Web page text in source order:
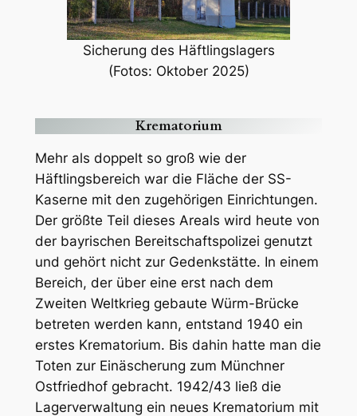
Sicherung des Häftlingslagers
(Fotos: Oktober 2025)
Krematorium
Mehr als doppelt so groß wie der
Häftlingsbereich war die Fläche der SS-
Kaserne mit den zugehörigen Einrichtungen.
Der größte Teil dieses Areals wird heute von
der bayrischen Bereitschaftspolizei genutzt
und gehört nicht zur Gedenkstätte. In einem
Bereich, der über eine erst nach dem
Zweiten Weltkrieg gebaute Würm-Brücke
betreten werden kann, entstand 1940 ein
erstes Krematorium. Bis dahin hatte man die
Toten zur Einäscherung zum Münchner
Ostfriedhof gebracht. 1942/43 ließ die
Lagerverwaltung ein neues Krematorium mit